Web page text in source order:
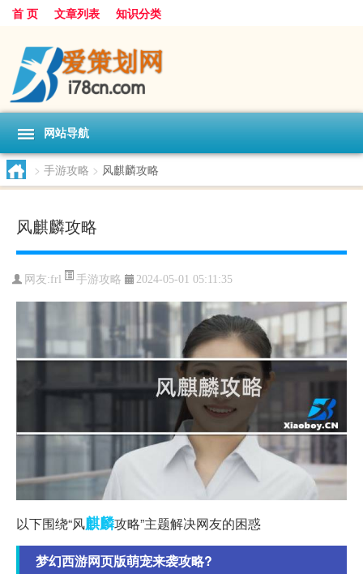
首 页 文章列表 知识分类
网站导航
> 手游攻略 > 风麒麟攻略
风麒麟攻略
网友:frl 手游攻略 2024-05-01 05:11:35
以下围绕“风麒麟攻略”主题解决网友的困惑
梦幻西游网页版萌宠来袭攻略?